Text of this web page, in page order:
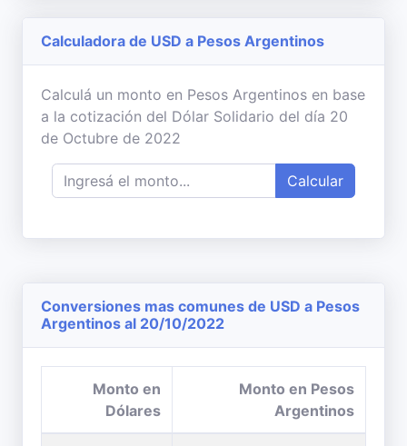
Calculadora de USD a Pesos Argentinos
Calculá un monto en Pesos Argentinos en base
a la cotización del Dólar Solidario del día 20
de Octubre de 2022
Calcular
Conversiones mas comunes de USD a Pesos
Argentinos al 20/10/2022
Monto en
Dólares
Monto en Pesos
Argentinos